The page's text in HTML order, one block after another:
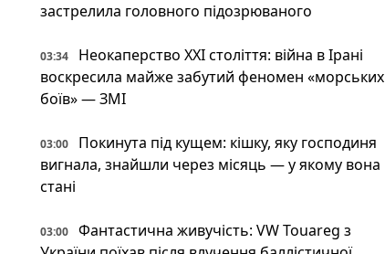
застрелила головного підозрюваного
03:34
Неокаперство XXI століття: війна в Ірані
воскресила майже забутий феномен «морських
боїв» — ЗМІ
03:00
Покинута під кущем: кішку, яку господиня
вигнала, знайшли через місяць — у якому вона
стані
03:00
Фантастична живучість: VW Touareg з